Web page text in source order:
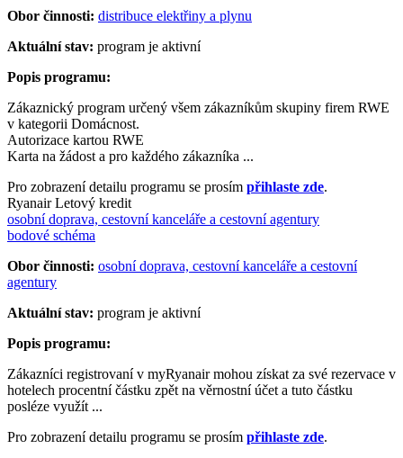
Obor činnosti: distribuce elektřiny a plynu
Aktuální stav: program je aktivní
Popis programu:
Zákaznický program určený všem zákazníkům skupiny firem RWE
v kategorii Domácnost.
Autorizace kartou RWE
Karta na žádost a pro každého zákazníka ...
Pro zobrazení detailu programu se prosím přihlaste zde.
Ryanair Letový kredit
osobní doprava, cestovní kanceláře a cestovní agentury
bodové schéma
Obor činnosti: osobní doprava, cestovní kanceláře a cestovní
agentury
Aktuální stav: program je aktivní
Popis programu:
Zákazníci registrovaní v myRyanair mohou získat za své rezervace v
hotelech procentní částku zpět na věrnostní účet a tuto částku
posléze využít ...
Pro zobrazení detailu programu se prosím přihlaste zde.